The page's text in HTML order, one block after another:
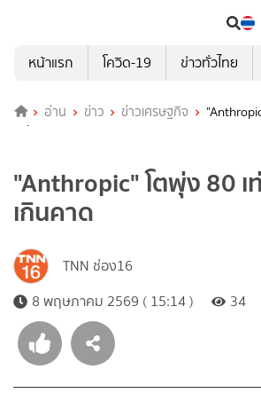
หน้าแรก
โควิด-19 ข่าวทั่วไทย
อ่าน ข่าว ข่าวเศรษฐกิจ
ทะลักเกินคาด
"Anthropic" โตพุ่ง 80 เ
เกินคาด
TNN ช่อง16
8 พฤษภาคม 2569 ( 15:14 )
34